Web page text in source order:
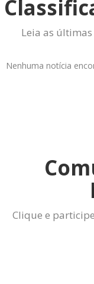
Leia as
Nenhuma notícia
Clique e